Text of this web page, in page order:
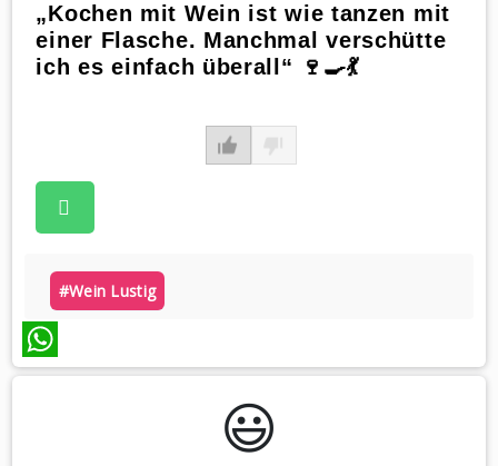
„Kochen mit Wein ist wie tanzen mit
einer Flasche. Manchmal verschütte
ich es einfach überall“ 🍷🍳💃
#wein Lustig
WhatsApp
😃️